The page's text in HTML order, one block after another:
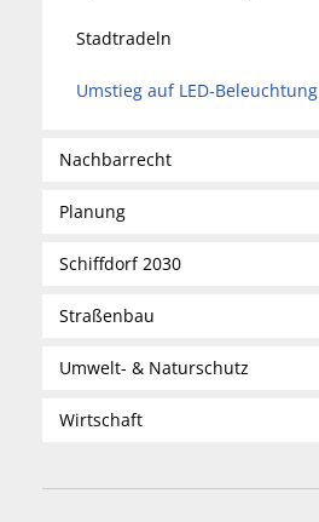
Stadtradeln
Umstieg auf LED-Beleuchtung
Nachbarrecht
Planung
Schiffdorf 2030
Straßenbau
Umwelt- & Naturschutz
Wirtschaft